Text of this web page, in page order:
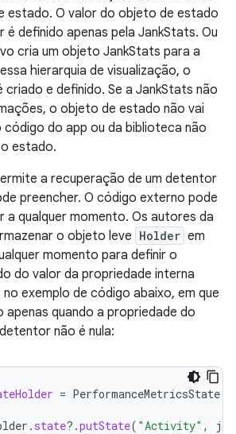
estado. O valor do objeto de estado
definido apenas pela JankStats. Ou
cria um objeto JankStats para a
hierarquia de visualização, o
e definido. Se a JankStats não
o objeto de estado não vai
código do app ou da biblioteca não
estado.
a recuperação de um detentor
preencher. O código externo pode
qualquer momento. Os autores da
o objeto leve Holder em
momento para definir o
do valor da propriedade interna
exemplo de código abaixo, em que
quando a propriedade do
não é nula:
= PerformanceMetricsState
. state?.putState( "Activity" ,